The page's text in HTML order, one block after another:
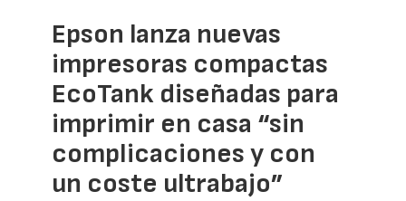
Epson lanza nuevas
impresoras compactas
EcoTank diseñadas para
imprimir en casa “sin
complicaciones y con
un coste ultrabajo”